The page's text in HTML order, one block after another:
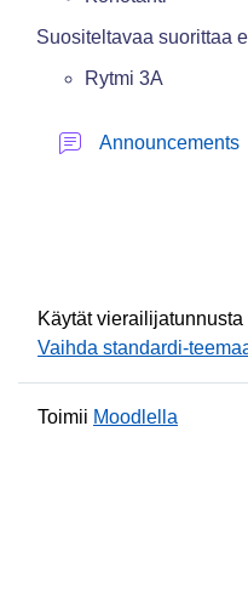
Suositeltavaa suorittaa
Rytmi 3A
Announcements
Käytät vierailijatunnusta
Vaihda standardi-
Toimii Moodlella